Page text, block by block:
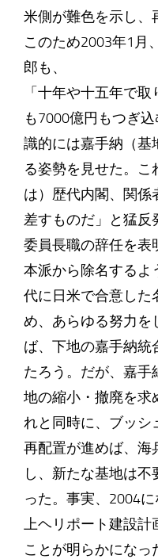
米側が難色を示し、
このため2003年1月
郎も、
「十年や十五年で
も7000億円もつぎ
識的には嘉手納（基
る姿勢を見せた。
は）歴代内閣、関係
差すものだ」と猛反
委員長職の辞任を表
本派から除名するよ
代に日米で合意した
め、あらゆる努力を
ば、下地の嘉手納統
たろう。だが、嘉手
地の縮小・撤廃を求
れと同時に、ブッシ
再配置が進めば、海
し、新たな基地は
った。事実、2004
上ヘリポート建設計
ことが明らかになっ